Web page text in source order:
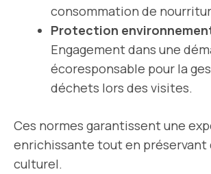
consommation de
Protection
Engagement dans une
écoresponsable pour la
déchets lors des visites.
Ces normes garantissent une
enrichissante tout en préservant
culturel.